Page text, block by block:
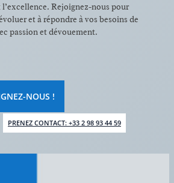
Rejoignez-nous pour
et à répondre à vos besoins de
passion et dévouement.
NOUS !
PRENEZ CONTACT: +33 2 98 93 44 59